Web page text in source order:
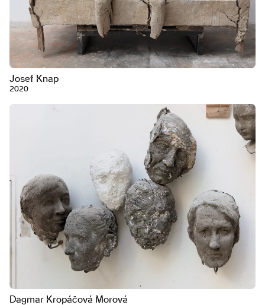
Josef Knap
2020
Dagmar Kropáčová Morová